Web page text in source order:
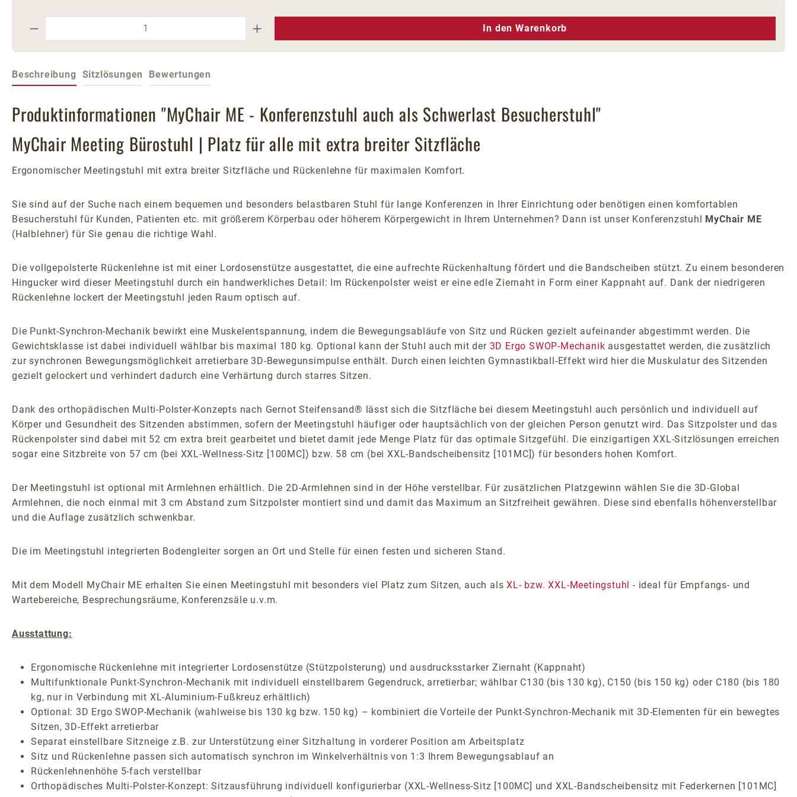
Produkt Anzahl: Gib den gewünschten Wert ein oder benutze die Schaltflächen um die Anzahl zu erhöhen oder zu
In den Warenkorb
Beschreibung Sitzlösungen Bewertungen
Produktinformationen "MyChair ME - Konferenzstuhl auch als Schwerlast Besucherstuhl"
MyChair Meeting Bürostuhl | Platz für alle mit extra breiter Sitzfläche
Ergonomischer Meetingstuhl mit extra breiter Sitzfläche und Rückenlehne für maximalen Komfort.
Sie sind auf der Suche nach einem bequemen und besonders belastbaren Stuhl für lange Konferenzen in Ihrer Einrichtung oder benötigen einen komfortablen
Besucherstuhl für Kunden, Patienten etc. mit größerem Körperbau oder höherem Körpergewicht in Ihrem Unternehmen? Dann ist unser Konferenzstuhl MyChair ME
(Halblehner) für Sie genau die richtige Wahl.
Die vollgepolsterte Rückenlehne ist mit einer Lordosenstütze ausgestattet, die eine aufrechte Rückenhaltung fördert und die Bandscheiben stützt. Zu einem besonderen
Hingucker wird dieser Meetingstuhl durch ein handwerkliches Detail: Im Rückenpolster weist er eine edle Ziernaht in Form einer Kappnaht auf. Dank der niedrigeren
Rückenlehne lockert der Meetingstuhl jeden Raum optisch auf.
Die Punkt-Synchron-Mechanik bewirkt eine Muskelentspannung, indem die Bewegungsabläufe von Sitz und Rücken gezielt aufeinander abgestimmt werden. Die
Gewichtsklasse ist dabei individuell wählbar bis maximal 180 kg. Optional kann der Stuhl auch mit der 3D Ergo SWOP-Mechanik ausgestattet werden, die zusätzlich
zur synchronen Bewegungsmöglichkeit arretierbare 3D-Bewegunsimpulse enthält. Durch einen leichten Gymnastikball-Effekt wird hier die Muskulatur des Sitzenden
gezielt gelockert und verhindert dadurch eine Verhärtung durch starres Sitzen.
Dank des orthopädischen Multi-Polster-Konzepts nach Gernot Steifensand® lässt sich die Sitzfläche bei diesem Meetingstuhl auch persönlich und individuell auf
Körper und Gesundheit des Sitzenden abstimmen, sofern der Meetingstuhl häufiger oder hauptsächlich von der gleichen Person genutzt wird. Das Sitzpolster und das
Rückenpolster sind dabei mit 52 cm extra breit gearbeitet und bietet damit jede Menge Platz für das optimale Sitzgefühl. Die einzigartigen XXL-Sitzlösungen erreichen
sogar eine Sitzbreite von 57 cm (bei XXL-Wellness-Sitz [100MC]) bzw. 58 cm (bei XXL-Bandscheibensitz [101MC]) für besonders hohen Komfort.
Der Meetingstuhl ist optional mit Armlehnen erhältlich. Die 2D-Armlehnen sind in der Höhe verstellbar. Für zusätzlichen Platzgewinn wählen Sie die 3D-Global
Armlehnen, die noch einmal mit 3 cm Abstand zum Sitzpolster montiert sind und damit das Maximum an Sitzfreiheit gewähren. Diese sind ebenfalls höhenverstellbar
und die Auflage zusätzlich schwenkbar.
Die im Meetingstuhl integrierten Bodengleiter sorgen an Ort und Stelle für einen festen und sicheren Stand.
Mit dem Modell MyChair ME erhalten Sie einen Meetingstuhl mit besonders viel Platz zum Sitzen, auch alsXL- bzw. XXL-Meetingstuhl - ideal für Empfangs- und
Wartebereiche, Besprechungsräume, Konferenzsäle u.v.m.
Ausstattung:
Ergonomische Rückenlehne mit integrierter Lordosenstütze (Stützpolsterung) und ausdrucksstarker Ziernaht (Kappnaht)
Multifunktionale Punkt-Synchron-Mechanik mit individuell einstellbarem Gegendruck, arretierbar; wählbar C130 (bis 130 kg), C150 (bis 150 kg) oder C180 (bis 180
kg, nur in Verbindung mit XL-Aluminium-Fußkreuz erhältlich)
Optional: 3D Ergo SWOP-Mechanik (wahlweise bis 130 kg bzw. 150 kg) – kombiniert die Vorteile der Punkt-Synchron-Mechanik mit 3D-Elementen für ein bewegtes
Sitzen, 3D-Effekt arretierbar
Separat einstellbare Sitzneige z.B. zur Unterstützung einer Sitzhaltung in vorderer Position am Arbeitsplatz
Sitz und Rückenlehne passen sich automatisch synchron im Winkelverhältnis von 1:3 Ihrem Bewegungsablauf an
Rückenlehnenhöhe 5-fach verstellbar
Orthopädisches Multi-Polster-Konzept: Sitzausführung individuell konfigurierbar (XXL-Wellness-Sitz [100MC] und XXL-Bandscheibensitz mit Federkernen [101MC]